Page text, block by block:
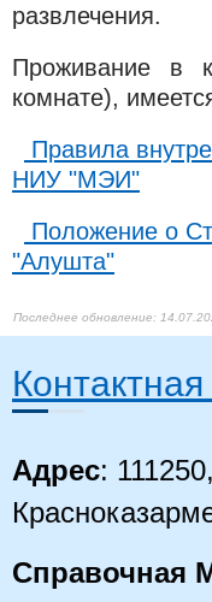
развлечения.
Проживание в
комнате),
Правила
НИУ "МЭИ"
Положение о
"Алушта"
Адрес:
Справочная